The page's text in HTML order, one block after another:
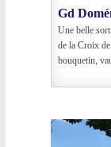
Gd
Une belle
de la Croix
bouquetin,